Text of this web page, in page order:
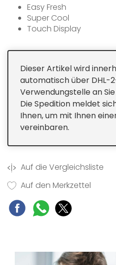
Easy Fresh
Super Cool
Touch Display
Dieser Artikel wird
automatisch über DHL-
Verwendungstelle an
Die Spedition meldet
Ihnen, um mit Ihnen
vereinbaren.
Auf die Vergleichsliste
Auf den Merkzettel